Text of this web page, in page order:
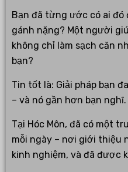
Bạn đã từng ước có ai đó
gánh nặng? Một người
không chỉ làm sạch căn
bạn?
Tin tốt là: Giải pháp bạn
– và nó gần hơn bạn nghĩ.
Tại Hóc Môn, đã có một
mỗi ngày – nơi giới thiệu
kinh nghiệm, và đã được